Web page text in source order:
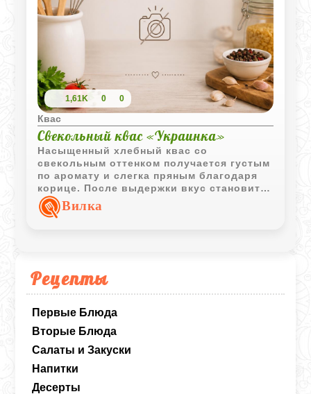
Рецепты
Первые Блюда
Вторые Блюда
Салаты и Закуски
Напитки
Десерты
1,61K 0 0
Квас
Свекольный квас «Украинка»
Насыщенный хлебный квас со
свекольным оттенком получается густым
по аромату и слегка пряным благодаря
корице. После выдержки вкус становится
мягким, глубоким и очень характерным
для старинных домашних напитков.
Вилка